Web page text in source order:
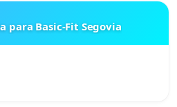
para Basic-Fit Segovia